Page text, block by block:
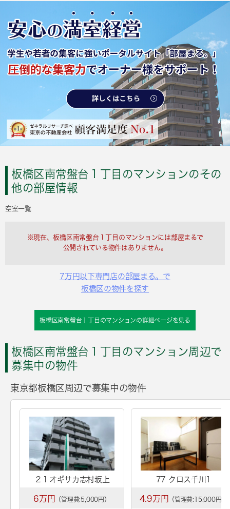
板橋区南常盤台１丁目のマンションのその
他の部屋情報
空室一覧
※現在、板橋区南常盤台１丁目のマンションには部屋まるで
公開されている物件はありません。
7万円以下専門店の部屋まる。で
板橋区の物件を探す
板橋区南常盤台１丁目のマンションの詳細ページを見る
板橋区南常盤台１丁目のマンション周辺で
募集中の物件
東京都板橋区周辺で募集中の物件
２１オギサカ志村坂上
6万円 （管理費:5,000円）
77 クロス千川1
4.9万円 （管理費:15,000円）